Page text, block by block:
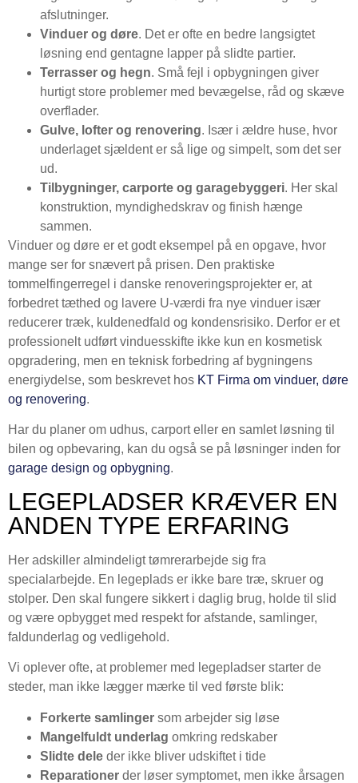
afslutninger.
Vinduer og døre. Det er ofte en bedre langsigtet
løsning end gentagne lapper på slidte partier.
Terrasser og hegn. Små fejl i opbygningen giver
hurtigt store problemer med bevægelse, råd og skæve
overflader.
Gulve, lofter og renovering. Især i ældre huse, hvor
underlaget sjældent er så lige og simpelt, som det ser
ud.
Tilbygninger, carporte og garagebyggeri. Her skal
konstruktion, myndighedskrav og finish hænge
sammen.
Vinduer og døre er et godt eksempel på en opgave, hvor
mange ser for snævert på prisen. Den praktiske
tommelfingerregel i danske renoveringsprojekter er, at
forbedret tæthed og lavere U-værdi fra nye vinduer især
reducerer træk, kuldenedfald og kondensrisiko. Derfor er et
professionelt udført vinduesskifte ikke kun en kosmetisk
opgradering, men en teknisk forbedring af bygningens
energiydelse, som beskrevet hos KT Firma om vinduer, døre
og renovering.
Har du planer om udhus, carport eller en samlet løsning til
bilen og opbevaring, kan du også se på løsninger inden for
garage design og opbygning.
LEGEPLADSER KRÆVER EN
ANDEN TYPE ERFARING
Her adskiller almindeligt tømrerarbejde sig fra
specialarbejde. En legeplads er ikke bare træ, skruer og
stolper. Den skal fungere sikkert i daglig brug, holde til slid
og være opbygget med respekt for afstande, samlinger,
faldunderlag og vedligehold.
Vi oplever ofte, at problemer med legepladser starter de
steder, man ikke lægger mærke til ved første blik:
Forkerte samlinger som arbejder sig løse
Mangelfuldt underlag omkring redskaber
Slidte dele der ikke bliver udskiftet i tide
Reparationer der løser symptomet, men ikke årsagen